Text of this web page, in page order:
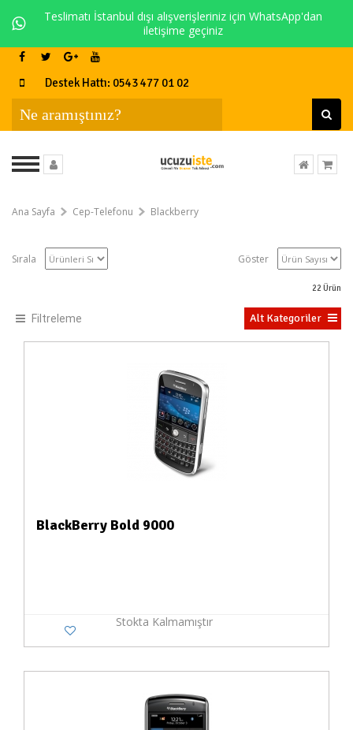
Teslimatı İstanbul dışı alışverişleriniz için WhatsApp'dan
iletişime geçiniz
Destek Hattı: 0543 477 01 02
Ana Sayfa Cep-Telefonu Blackberry
Sırala Göster
22 Ürün
Filtreleme Alt Kategoriler
BlackBerry Bold 9000
Stokta Kalmamıştır